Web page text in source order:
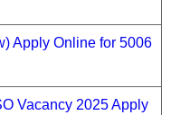
Apply Online for 5006
Vacancy 2025 Apply